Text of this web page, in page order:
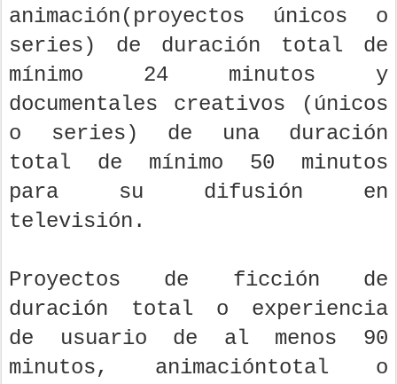
animación(proyectos únicos o
series) de duración total de
mínimo 24 minutos y
documentales creativos (únicos
o series) de una duración
total de mínimo 50 minutos
para su difusión en
televisión.
Proyectos de ficción de
duración total o experiencia
de usuario de al menos 90
minutos, animacióntotal o